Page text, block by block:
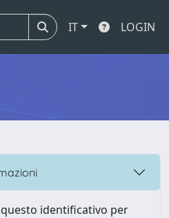
IT LOGIN
identificativo per